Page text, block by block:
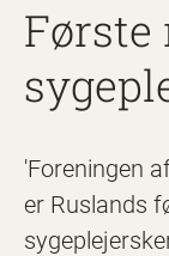
Første
'Foreningen
er Ruslands